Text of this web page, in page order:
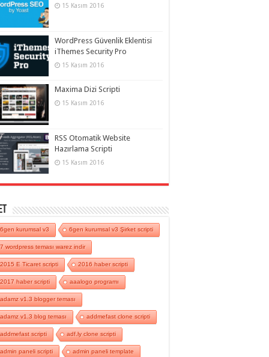
15 Kasım 2016
WordPress Güvenlik Eklentisi
iThemes Security Pro
15 Kasım 2016
Maxima Dizi Scripti
15 Kasım 2016
RSS Otomatik Website
Hazırlama Scripti
15 Kasım 2016
6gen kurumsal v3 6gen kurumsal v3 Şirket scripti
7 wordpress teması warez indir
2015 E Ticaret scripti 2016 haber scripti
2017 haber scripti aaalogo programı
adamz v1.3 blogger teması
adamz v1.3 blog teması addmefast clone scripti
addmefast scripti adf.ly clone scripti
admin paneli scripti admin paneli template